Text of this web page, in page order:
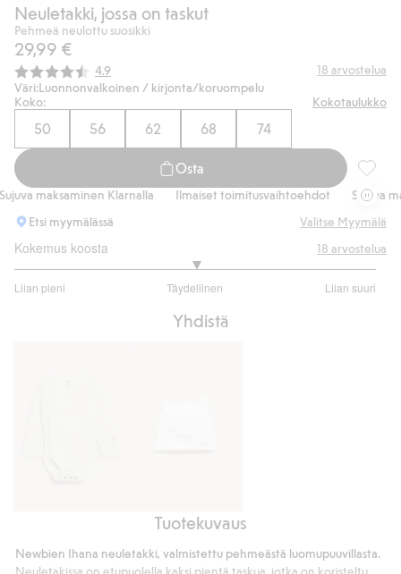
Neuletakki, jossa on taskut
Pehmeä neulottu suosikki
29,99 €
Keskimääräinen luokitus:
4.9 18 arvostelua
Väri:Luonnonvalkoinen / kirjonta/koruompelu
Koko:
Kokotaulukko
50 56 62 68 74
Osta
maksaminen Klarnalla Ilmaiset toimitusvaihtoehdot
Sujuva
Etsi myymälässä
Valitse Myymälä
Kokemus koosta
Liian pieni Täydellinen Liian suuri
/
18 arvostelua
Yhdistä
Tuotekuvaus
Newbien Ihana neuletakki, valmistettu pehmeästä luomupuuvillasta.
Neuletakissa on etupuolella kaksi pientä taskua, jotka on koristeltu